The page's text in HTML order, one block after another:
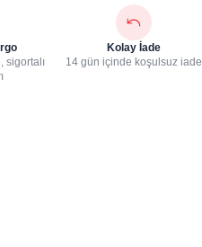
sigortalı
Kolay İade
14 gün içinde koşulsuz iade